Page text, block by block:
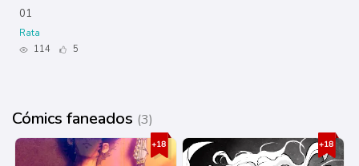
01
Rata
114
5
Cómics faneados (3)